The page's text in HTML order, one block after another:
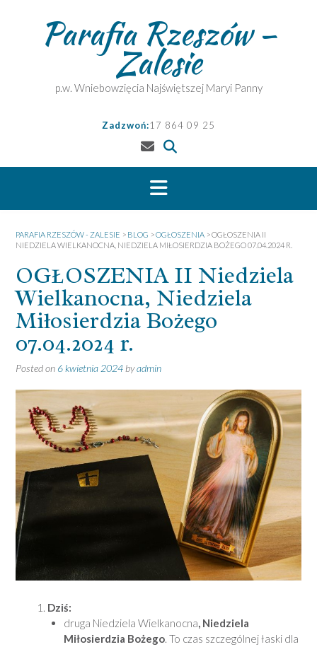
Parafia Rzeszów –
Zalesie
p.w. Wniebowzięcia Najświętszej Maryi Panny
Zadzwoń:17 864 09 25
PARAFIA RZESZÓW - ZALESIE > BLOG >OGŁOSZENIA >OGŁOSZENIA II
NIEDZIELA WIELKANOCNA, NIEDZIELA MIŁOSIERDZIA BOŻEGO 07.04.2024 R.
OGŁOSZENIA II Niedziela
Wielkanocna, Niedziela
Miłosierdzia Bożego
07.04.2024 r.
Posted on 6 kwietnia 2024 byadmin
Dziś:
druga Niedziela Wielkanocna, Niedziela
Miłosierdzia Bożego. To czas szczególnej łaski dla